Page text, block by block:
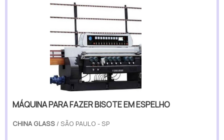
MÁQUINA PARA FAZER BISOTE EM ESPELHO
CHINA GLASS / SÃO PAULO - SP